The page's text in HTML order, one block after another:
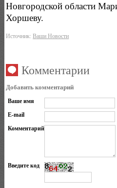
Новгородской области
Хоршеву.
Источник:Ваши Новости
Комментарии
Добавить комментарий
Ваше имя
E-mail
Комментарий
Введите код